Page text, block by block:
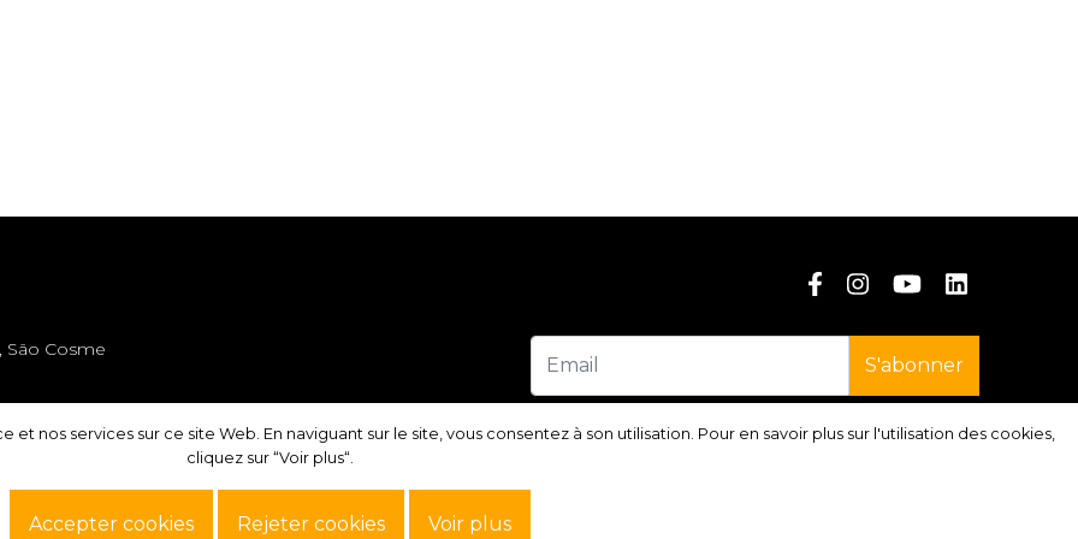
nos services sur ce site Web. En naviguant sur le site, vous consentez à son utilisation. Pour en savoir plus sur l'utilisation des cookies,
cliquez sur “Voir plus“.
Accepter cookies Rejeter cookies Voir plus
São Cosme
S'abonner
nos services sur ce site Web. En naviguant sur le site, vous consentez à son utilisation. Pour en savoir plus sur l'utilisation des cookies,
cliquez sur “Voir plus“.
Accepter cookies Rejeter cookies Voir plus